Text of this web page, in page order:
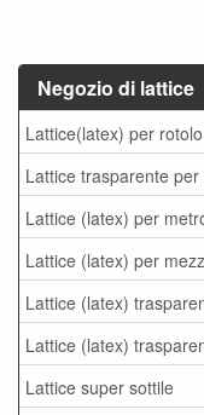
Negozio di lattice
Lattice(latex) per
Lattice trasparente
Lattice (latex) per
Lattice (latex) per
Lattice (latex)
Lattice (latex)
Lattice super sottile